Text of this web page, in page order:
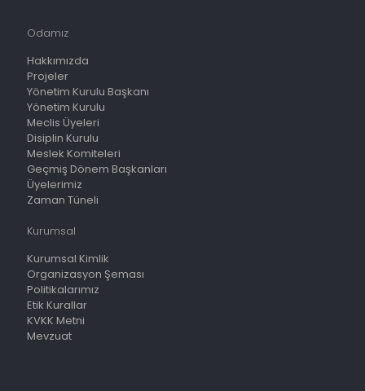
Odamız
Hakkımızda
Projeler
Yönetim Kurulu Başkanı
Yönetim Kurulu
Meclis Üyeleri
Disiplin Kurulu
Meslek Komiteleri
Geçmiş Dönem Başkanları
Üyelerimiz
Zaman Tüneli
Kurumsal
Kurumsal Kimlik
Organizasyon Şeması
Politikalarımız
Etik Kurallar
KVKK Metni
Mevzuat